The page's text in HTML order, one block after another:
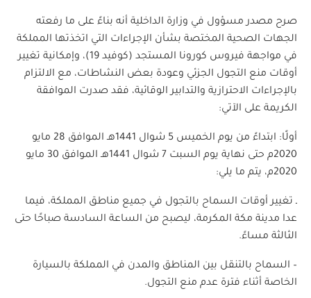
صرح مصدر مسؤول في وزارة الداخلية أنه بناءً على ما رفعته
الجهات الصحية المختصة بشأن الإجراءات التي اتخذتها المملكة
في مواجهة فيروس كورونا المستجد (كوفيد 19)، وإمكانية تغيير
أوقات منع التجول الجزئي وعودة بعض النشاطات، مع الالتزام
بالإجراءات الاحترازية والتدابير الوقائية، فقد صدرت الموافقة
الكريمة على الآتي:
أولًا: ابتداءً من يوم الخميس 5 شوال 1441هـ الموافق 28 مايو
2020م حتى نهاية يوم السبت 7 شوال 1441هـ الموافق 30 مايو
2020م، يتم ما يلي:
ـ تغيير أوقات السماح بالتجول في جميع مناطق المملكة، فيما
عدا مدينة مكة المكرمة، ليصبح من الساعة السادسة صباحًا حتى
الثالثة مساءً.
– السماح بالتنقل بين المناطق والمدن في المملكة بالسيارة
الخاصة أثناء فترة عدم منع التجول.